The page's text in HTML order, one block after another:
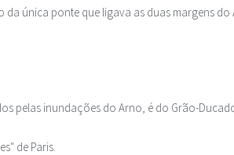
única ponte que ligava as duas margens do
pelas inundações do Arno, é do Grão-
de Paris.